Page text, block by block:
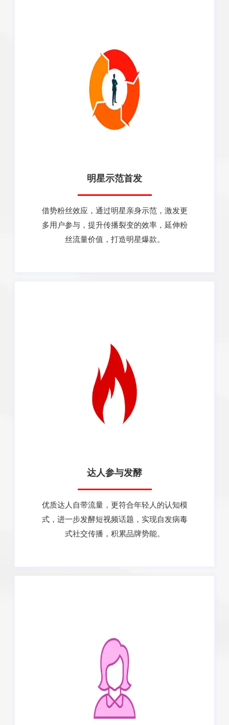
明星示范首发
借势粉丝效应，通过明星亲身示范，激发更
多用户参与，提升传播裂变的效率，延伸粉
丝流量价值，打造明星爆款。
达人参与发酵
优质达人自带流量，更符合年轻人的认知模
式，进一步发酵短视频话题，实现自发病毒
式社交传播，积累品牌势能。